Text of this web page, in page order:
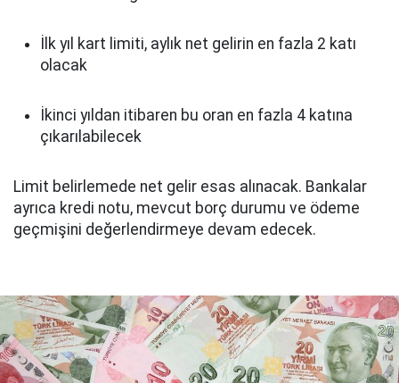
İlk yıl kart limiti, aylık net gelirin en fazla 2 katı
olacak
İkinci yıldan itibaren bu oran en fazla 4 katına
çıkarılabilecek
Limit belirlemede net gelir esas alınacak. Bankalar
ayrıca kredi notu, mevcut borç durumu ve ödeme
geçmişini değerlendirmeye devam edecek.